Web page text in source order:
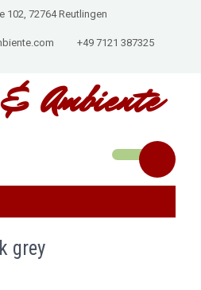
102, 72764 Reutlingen
+49 7121 387325
&Ambiente
grey